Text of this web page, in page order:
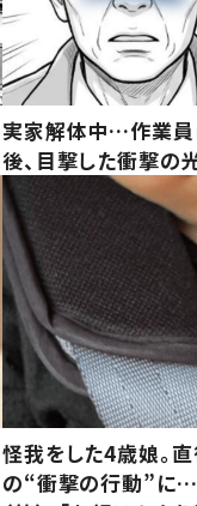
実家解体中…作業員
後、目撃した衝撃の
怪我をした4歳娘。
の“衝撃の行動”に